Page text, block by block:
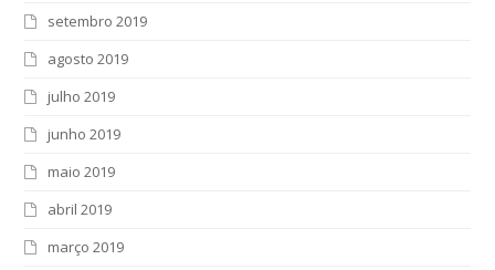
setembro 2019
agosto 2019
julho 2019
junho 2019
maio 2019
abril 2019
março 2019